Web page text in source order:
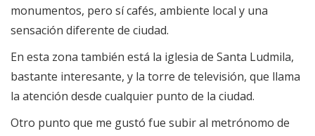
monumentos, pero sí cafés, ambiente local y una
sensación diferente de ciudad.
En esta zona también está la iglesia de Santa Ludmila,
bastante interesante, y la torre de televisión, que llama
la atención desde cualquier punto de la ciudad.
Otro punto que me gustó fue subir al metrónomo de